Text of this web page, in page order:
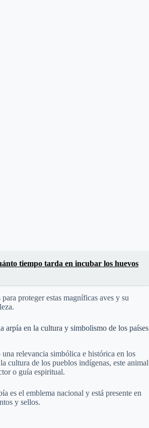
tiempo tarda en incubar los huevos
proteger estas magníficas aves y su
arpía en la cultura y simbolismo de los países
relevancia simbólica e histórica en los
cultura de los pueblos indígenas, este animal
o guía espiritual.
es el emblema nacional y está presente en
y sellos.